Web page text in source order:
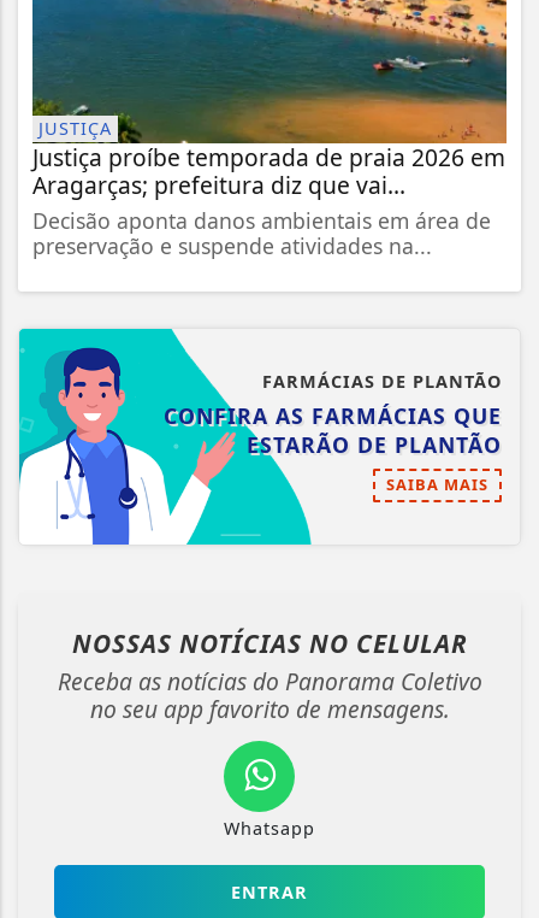
JUSTIÇA
Justiça proíbe temporada de praia 2026 em
Aragarças; prefeitura diz que vai...
Decisão aponta danos ambientais em área de
preservação e suspende atividades na...
FARMÁCIAS DE PLANTÃO
CONFIRA AS FARMÁCIAS QUE
ESTARÃO DE PLANTÃO
SAIBA MAIS
NOSSAS NOTÍCIAS NO CELULAR
Receba as notícias do Panorama Coletivo
no seu app favorito de mensagens.
Whatsapp
ENTRAR